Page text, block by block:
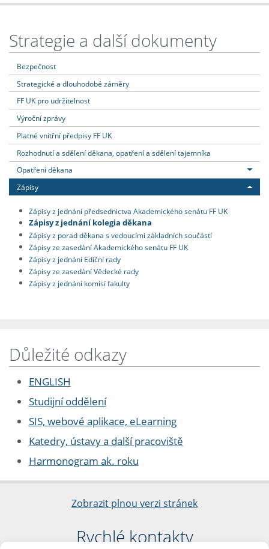
Strategie a další dokumenty
Bezpečnost
Strategické a dlouhodobé záměry
FF UK pro udržitelnost
Výroční zprávy
Platné vnitřní předpisy FF UK
Rozhodnutí a sdělení děkana, opatření a sdělení tajemníka
Opatření děkana
Zápisy
Zápisy z jednání předsednictva Akademického senátu FF UK
Zápisy z jednání kolegia děkana
Zápisy z porad děkana s vedoucími základních součástí
Zápisy ze zasedání Akademického senátu FF UK
Zápisy z jednání Ediční rady
Zápisy ze zasedání Vědecké rady
Zápisy z jednání komisí fakulty
Důležité odkazy
ENGLISH
Studijní oddělení
SIS, webové aplikace, eLearning
Katedry, ústavy a další pracoviště
Harmonogram ak. roku
Zobrazit plnou verzi stránek
Rychlé kontakty